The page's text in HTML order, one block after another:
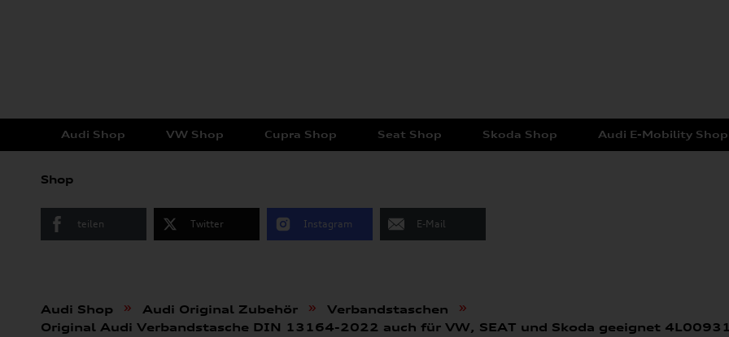
Audi Shop VW Shop Cupra Shop Seat Shop Skoda Shop Audi E-Mobility Shop
Shop
teilen Twitter Instagram E-Mail
Audi Shop » Audi Original Zubehör » Verbandstaschen »
Original Audi Verbandstasche DIN 13164-2022 auch für VW, SEAT und Skoda geeignet